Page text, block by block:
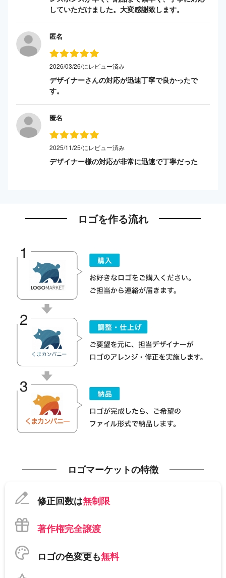
していただけました。大変感謝致します。
匿名
2026/03/26/にレビュー済み
デザイナーさんの対応が迅速丁寧で良かったで
す。
匿名
2025/11/25/にレビュー済み
デザイナー様の対応が非常に迅速で丁寧だった
ロゴを作る流れ
ロゴマーケットの特徴
修正回数は無制限
著作権完全譲渡
ロゴの色変更も無料